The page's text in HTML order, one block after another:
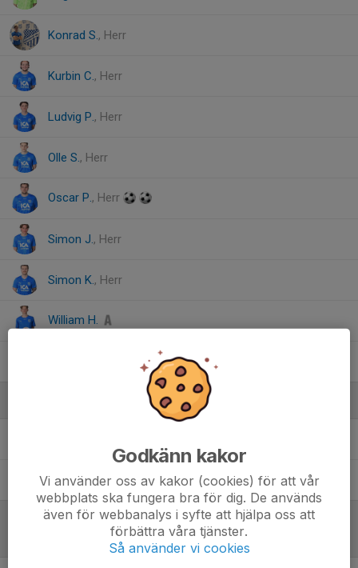
Konrad S., Herr
Kurbin C., Herr
Ludvig P., Herr
Olle S., Herr
Oscar P., Herr
Simon J., Herr
Simon K., Herr
William H.
William JohanssonHuvudtränare Herr U
Godkänn kakor
Vi använder oss av kakor (cookies) för att vår
webbplats ska fungera bra för dig. De används
även för webbanalys i syfte att hjälpa oss att
förbättra våra tjänster.
Så använder vi cookies